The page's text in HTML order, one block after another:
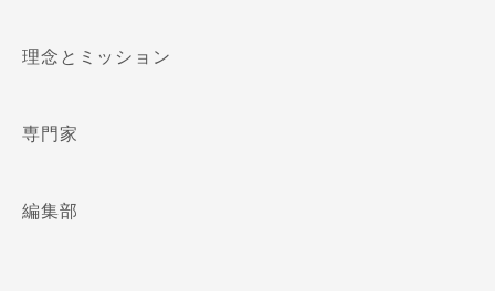
理念とミッション
専門家
編集部